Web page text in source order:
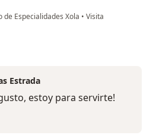
de Especialidades Xola • Visita
Estrada
estoy para servirte!